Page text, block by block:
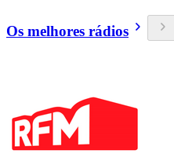
Os melhores rádios